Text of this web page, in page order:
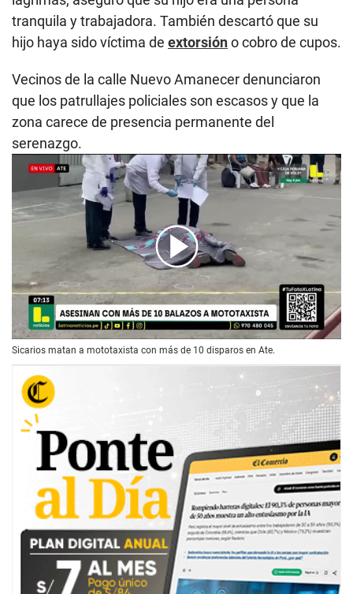
tranquila y trabajadora. También descartó que su
hijo haya sido víctima de extorsióno cobro de cupos.
Vecinos de la calle Nuevo Amanecer denunciaron
que los patrullajes policiales son escasos y que la
zona carece de presencia permanente del
serenazgo.
00:00/02:18
Sicarios matan a mototaxista con más de 10 disparos en Ate.